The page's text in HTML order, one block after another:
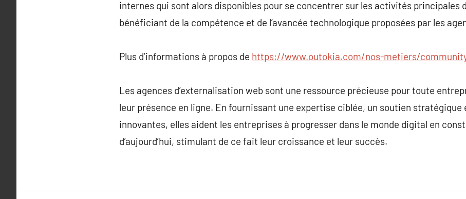
internes qui sont alors disponibles pour se concentrer sur les activités principales
bénéficiant de la compétence et de l’avancée technologique proposées par les
Plus d’informations à propos de https://www.outokia.com/nos-metiers/
Les agences d’externalisation web sont une ressource précieuse pour toute
leur présence en ligne. En fournissant une expertise ciblée, un soutien stratégique
innovantes, elles aident les entreprises à progresser dans le monde digital en
d’aujourd’hui, stimulant de ce fait leur croissance et leur succès.